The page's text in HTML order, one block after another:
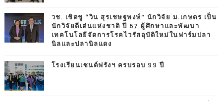
วช. เชิดชู “วิน สุรเชษฐพงษ์” นักวิจัย ม.เกษตร เป็น
นักวิจัยดีเด่นแห่งชาติ ปี 67 ผู้ศึกษาและพัฒนา
เทคโนโลยีจัดการโรคไวรัสอุบัติใหม่ในฟาร์มปลา
นิลและปลานิลแดง
โรงเรียนเซนต์ฟรังฯ ครบรอบ 99 ปี